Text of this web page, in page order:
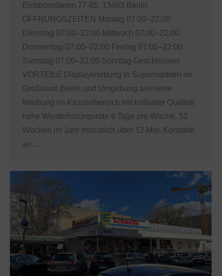
Eichborndamm 77-85, 13403 Berlin
ÖFFNUNGSZEITEN Montag 07:00–22:00
Dienstag 07:00–22:00 Mittwoch 07:00–22:00
Donnerstag 07:00–22:00 Freitag 07:00–22:00
Samstag 07:00–22:00 Sonntag Geschlossen
VORTEILE Displaywerbung in Supermärkten im
Großraum Berlin und Umgebung animierte
Werbung im Kassenbereich mit brillanter Qualität
hohe Wiederholungsrate 6 Tage pro Woche, 52
Wochen im Jahr monatlich über 12 Mio. Kontakte
an…